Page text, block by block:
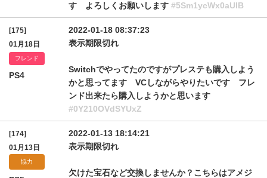
す よろしくお願いします #5Sm1ycWx0aUlB
[175]
01月18日
フレンド
PS4
2022-01-18 08:37:23
表示期限切れ
Switchでやってたのですがプレステも購入しよう
かと思ってます VCしながらやりたいです フレ
ンド出来たら購入しようかと思います
#0Y210OVdSYUxZ
[174]
01月13日
協力
2022-01-13 18:14:21
表示期限切れ
欠けた宝石など交換しませんか？こちらはアメジ